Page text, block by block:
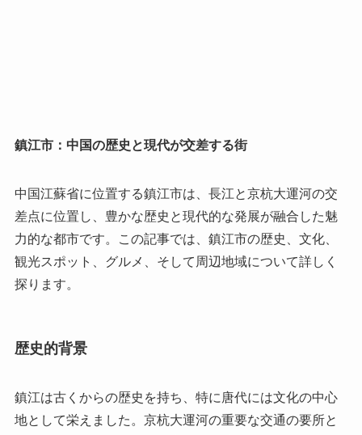
鎮江市：中国の歴史と現代が交差する街
中国江蘇省に位置する鎮江市は、長江と京杭大運河の交
差点に位置し、豊かな歴史と現代的な発展が融合した魅
力的な都市です。この記事では、鎮江市の歴史、文化、
観光スポット、グルメ、そして周辺地域について詳しく
探ります。
歴史的背景
鎮江は古くからの歴史を持ち、特に唐代には文化の中心
地として栄えました。京杭大運河の重要な交通の要所と